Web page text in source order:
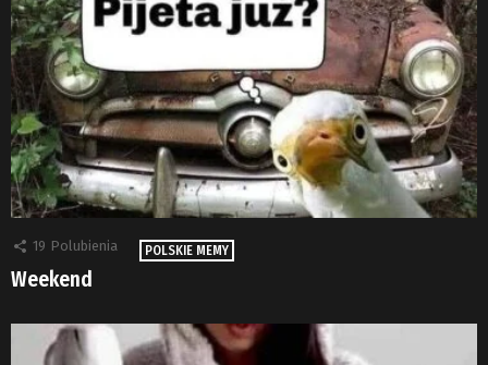
19 Polubienia POLSKIE MEMY
Weekend